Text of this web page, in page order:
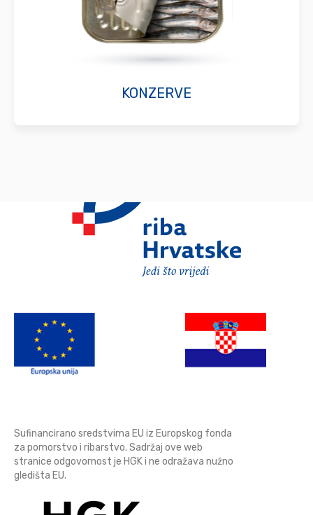
KONZERVE
Sufinancirano sredstvima EU iz Europskog fonda
za pomorstvo i ribarstvo. Sadržaj ove web
stranice odgovornost je HGK i ne odražava nužno
gledišta EU.